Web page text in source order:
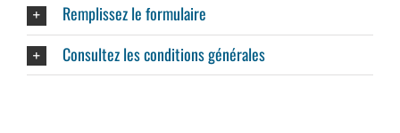
Remplissez le formulaire
Consultez les conditions générales